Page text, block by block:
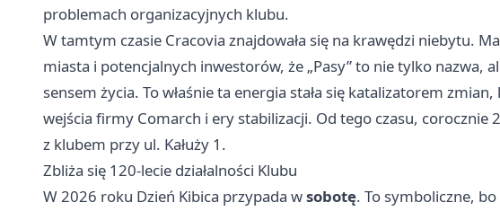
problemach organizacyjnych klubu.
W tamtym czasie Cracovia znajdowała się na krawędzi niebytu.
miasta i potencjalnych inwestorów, że „Pasy” to nie tylko nazwa,
sensem życia. To właśnie ta energia stała się katalizatorem
wejścia firmy Comarch i ery stabilizacji. Od tego czasu, corocznie
z klubem przy ul. Kałuży 1.
Zbliża się 120-lecie działalności Klubu
W 2026 roku Dzień Kibica przypada wsobotę. To symboliczne,